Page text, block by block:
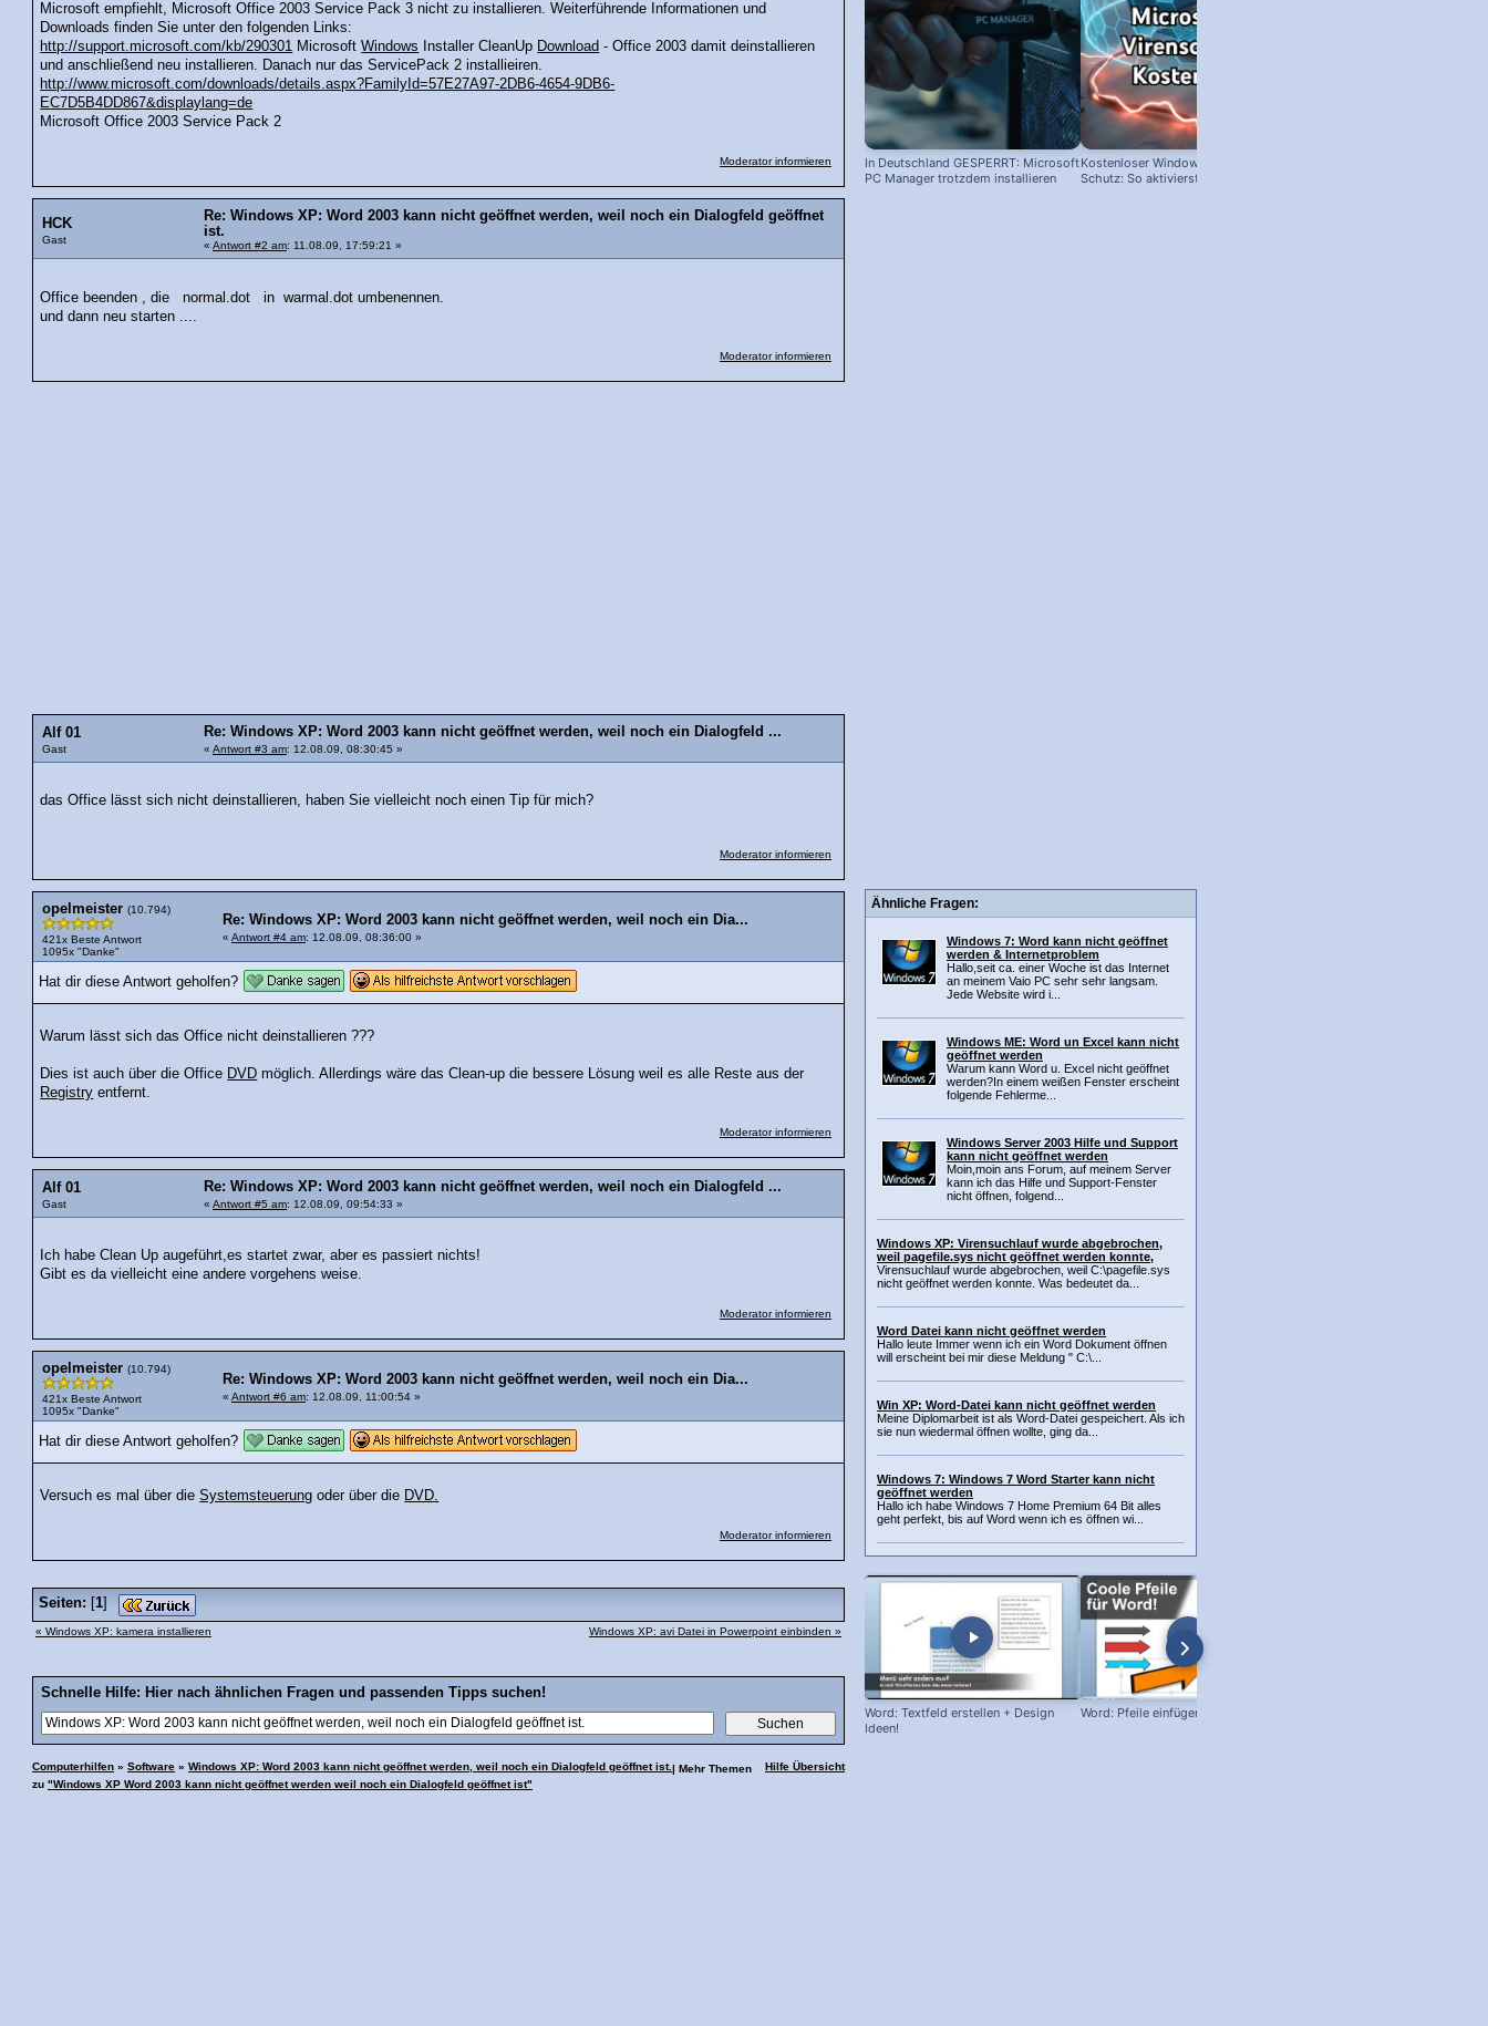
Microsoft empfiehlt, Microsoft Office 2003 Service Pack 3 nicht zu installieren. Weiterführende Informationen und
Downloads finden Sie unter den folgenden Links:
http://support.microsoft.com/kb/290301 MicrosoftWindows Installer CleanUp Download - Office 2003 damit deinstallieren
und anschließend neu installieren. Danach nur das ServicePack 2 installieiren.
http://www.microsoft.com/downloads/details.aspx?FamilyId=57E27A97-2DB6-4654-9DB6-
EC7D5B4DD867&displaylang=de
Microsoft Office 2003 Service Pack 2
Moderator informieren
HCK
Gast
Re: Windows XP: Word 2003 kann nicht geöffnet werden, weil noch ein Dialogfeld geöffnet
ist.
« Antwort #2 am: 11.08.09, 17:59:21 »
Office beenden , die normal.dot in warmal.dot umbenennen.
und dann neu starten ....
Moderator informieren
Alf 01
Gast
Re: Windows XP: Word 2003 kann nicht geöffnet werden, weil noch ein Dialogfeld ...
« Antwort #3 am: 12.08.09, 08:30:45 »
das Office lässt sich nicht deinstallieren, haben Sie vielleicht noch einen Tip für mich?
Moderator informieren
opelmeister (10.794)
421x Beste Antwort
1095x "Danke"
Re: Windows XP: Word 2003 kann nicht geöffnet werden, weil noch ein Dia...
« Antwort #4 am: 12.08.09, 08:36:00 »
Hat dir diese Antwort geholfen?
Warum lässt sich das Office nicht deinstallieren ???
Dies ist auch über die Office DVD möglich. Allerdings wäre das Clean-up die bessere Lösung weil es alle Reste aus der
Registry entfernt.
Moderator informieren
Alf 01
Gast
Re: Windows XP: Word 2003 kann nicht geöffnet werden, weil noch ein Dialogfeld ...
« Antwort #5 am: 12.08.09, 09:54:33 »
Ich habe Clean Up augeführt,es startet zwar, aber es passiert nichts!
Gibt es da vielleicht eine andere vorgehens weise.
Moderator informieren
opelmeister (10.794)
421x Beste Antwort
1095x "Danke"
Re: Windows XP: Word 2003 kann nicht geöffnet werden, weil noch ein Dia...
« Antwort #6 am: 12.08.09, 11:00:54 »
Hat dir diese Antwort geholfen?
Versuch es mal über dieSystemsteuerung oder über die DVD.
Moderator informieren
Seiten: [1]
« Windows XP: kamera installieren Windows XP: avi Datei in Powerpoint einbinden »
Schnelle Hilfe: Hier nach ähnlichen Fragen und passenden Tipps suchen!
Computerhilfen » Software » Windows XP: Word 2003 kann nicht geöffnet werden, weil noch ein Dialogfeld geöffnet ist. Hilfe Übersicht
| Mehr Themen
zu "Windows XP Word 2003 kann nicht geöffnet werden weil noch ein Dialogfeld geöffnet ist"
In Deutschland GESPERRT: Microsoft
PC Manager trotzdem installieren
Kostenloser Windows Anti-Viren-
Schutz: So aktivierst du ihn!
Ähnliche Fragen:
Windows 7: Word kann nicht geöffnet
werden & Internetproblem
Hallo,seit ca. einer Woche ist das Internet
an meinem Vaio PC sehr sehr langsam.
Jede Website wird i...
Windows ME: Word un Excel kann nicht
geöffnet werden
Warum kann Word u. Excel nicht geöffnet
werden?In einem weißen Fenster erscheint
folgende Fehlerme...
Windows Server 2003 Hilfe und Support
kann nicht geöffnet werden
Moin,moin ans Forum, auf meinem Server
kann ich das Hilfe und Support-Fenster
nicht öffnen, folgend...
Windows XP: Virensuchlauf wurde abgebrochen,
weil pagefile.sys nicht geöffnet werden konnte,
Virensuchlauf wurde abgebrochen, weil C:\pagefile.sys
nicht geöffnet werden konnte. Was bedeutet da...
Word Datei kann nicht geöffnet werden
Hallo leute Immer wenn ich ein Word Dokument öffnen
will erscheint bei mir diese Meldung " C:\...
Win XP: Word-Datei kann nicht geöffnet werden
Meine Diplomarbeit ist als Word-Datei gespeichert. Als ich
sie nun wiedermal öffnen wollte, ging da...
Windows 7: Windows 7 Word Starter kann nicht
geöffnet werden
Hallo ich habe Windows 7 Home Premium 64 Bit alles
geht perfekt, bis auf Word wenn ich es öffnen wi...
Word: Textfeld erstellen + Design
Ideen!
Word: Pfeile einfügen!